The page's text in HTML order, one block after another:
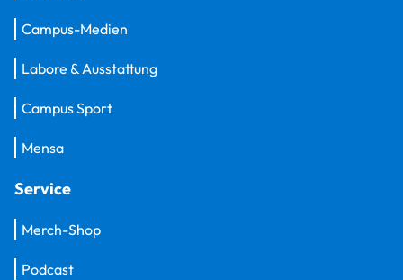
Campus-Medien
Labore & Ausstattung
Campus Sport
Mensa
Service
Merch-Shop
Podcast